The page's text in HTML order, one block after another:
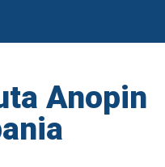
Anopin